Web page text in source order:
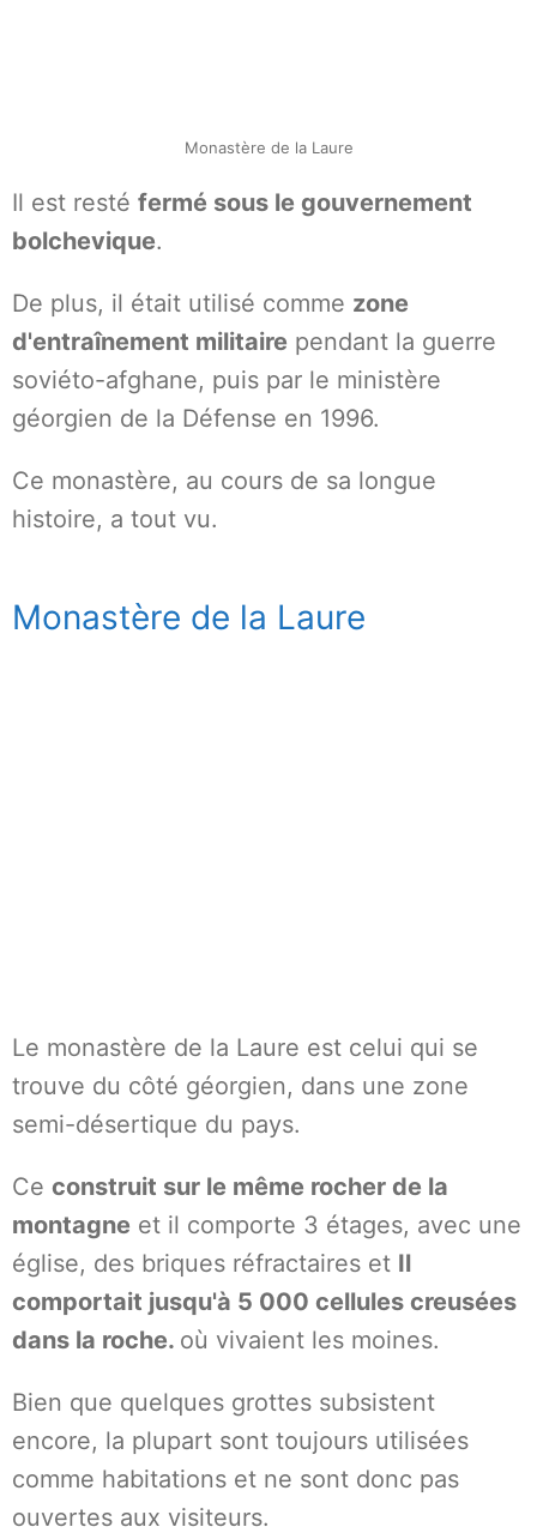
Monastère de la Laure
Il est resté fermé sous le gouvernement
bolchevique.
De plus, il était utilisé comme zone
d'entraînement militaire pendant la guerre
soviéto-afghane, puis par le ministère
géorgien de la Défense en 1996.
Ce monastère, au cours de sa longue
histoire, a tout vu.
Monastère de la Laure
Le monastère de la Laure est celui qui se
trouve du côté géorgien, dans une zone
semi-désertique du pays.
Ce construit sur le même rocher de la
montagne et il comporte 3 étages, avec une
église, des briques réfractaires et Il
comportait jusqu'à 5 000 cellules creusées
dans la roche. où vivaient les moines.
Bien que quelques grottes subsistent
encore, la plupart sont toujours utilisées
comme habitations et ne sont donc pas
ouvertes aux visiteurs.